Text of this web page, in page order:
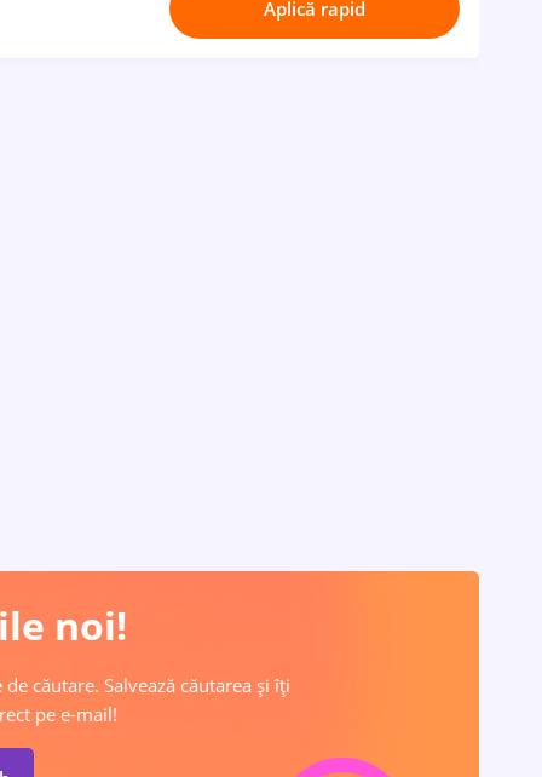
Aplică rapid
noi!
căutare. Salvează căutarea și îți
pe e-mail!